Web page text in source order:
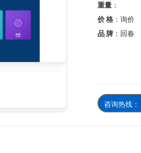
重量 ：
价 格 ：询价
品 牌 ：回春
咨询热线：